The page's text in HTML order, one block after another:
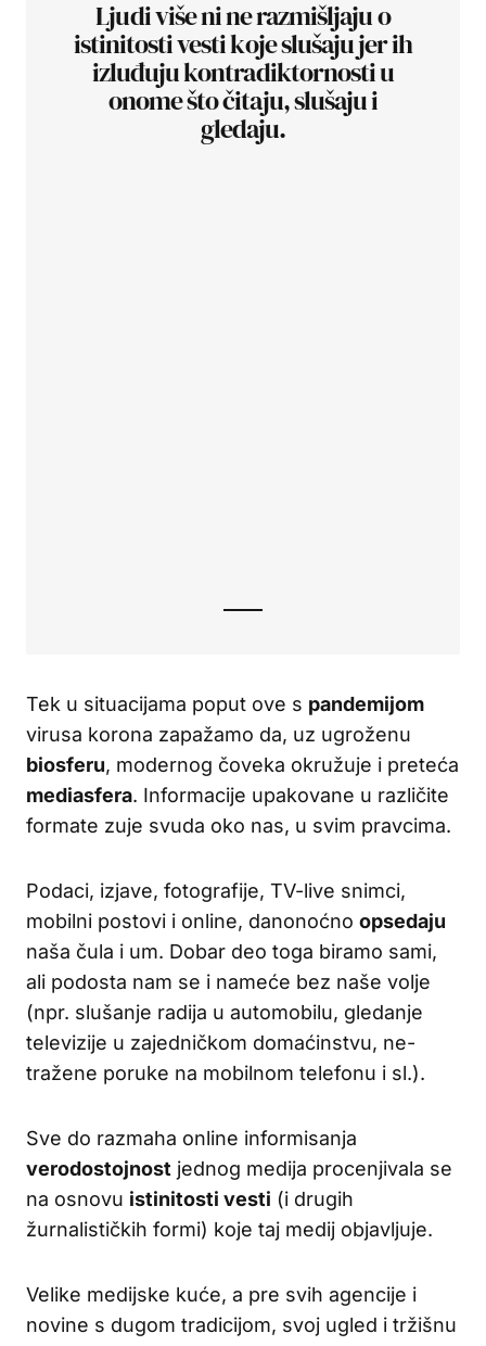
Ljudi više ni ne razmišljaju o
istinitosti vesti koje slušaju jer ih
izluđuju kontradiktornosti u
onome što čitaju, slušaju i
gledaju.
Tek u situacijama poput ove s pandemijom
virusa korona zapažamo da, uz ugroženu
biosferu, modernog čoveka okružuje i preteća
mediasfera. Informacije upakovane u različite
formate zuje svuda oko nas, u svim pravcima.
Podaci, izjave, fotografije, TV-live snimci,
mobilni postovi i online, danonoćno opsedaju
naša čula i um. Dobar deo toga biramo sami,
ali podosta nam se i nameće bez naše volje
(npr. slušanje radija u automobilu, gledanje
televizije u zajedničkom domaćinstvu, ne-
tražene poruke na mobilnom telefonu i sl.).
Sve do razmaha online informisanja
verodostojnost jednog medija procenjivala se
na osnovu istinitosti vesti (i drugih
žurnalističkih formi) koje taj medij objavljuje.
Velike medijske kuće, a pre svih agencije i
novine s dugom tradicijom, svoj ugled i tržišnu